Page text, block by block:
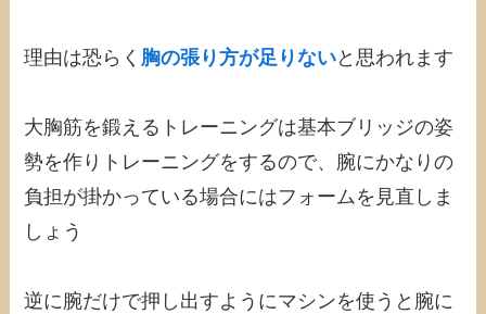
理由は恐らく 胸の張り方が足りないと思われます
大胸筋を鍛えるトレーニングは基本ブリッジの姿
勢を作りトレーニングをするので、腕にかなりの
負担が掛かっている場合にはフォームを見直しま
しょう
逆に腕だけで押し出すようにマシンを使うと腕に